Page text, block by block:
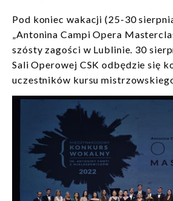
Pod koniec wakacji (25-30
„Antonina Campi Opera
szósty zagości w Lublinie. 30
Sali Operowej CSK odbędzie się
uczestników kursu